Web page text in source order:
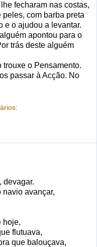
fecharam nas costas,
com barba preta
e o ajudou a levantar.
apontou para o
trás deste alguém
trouxe o Pensamento.
passar à Acção. No
devagar.
navio avançar,
hoje,
flutuava,
que balouçava,